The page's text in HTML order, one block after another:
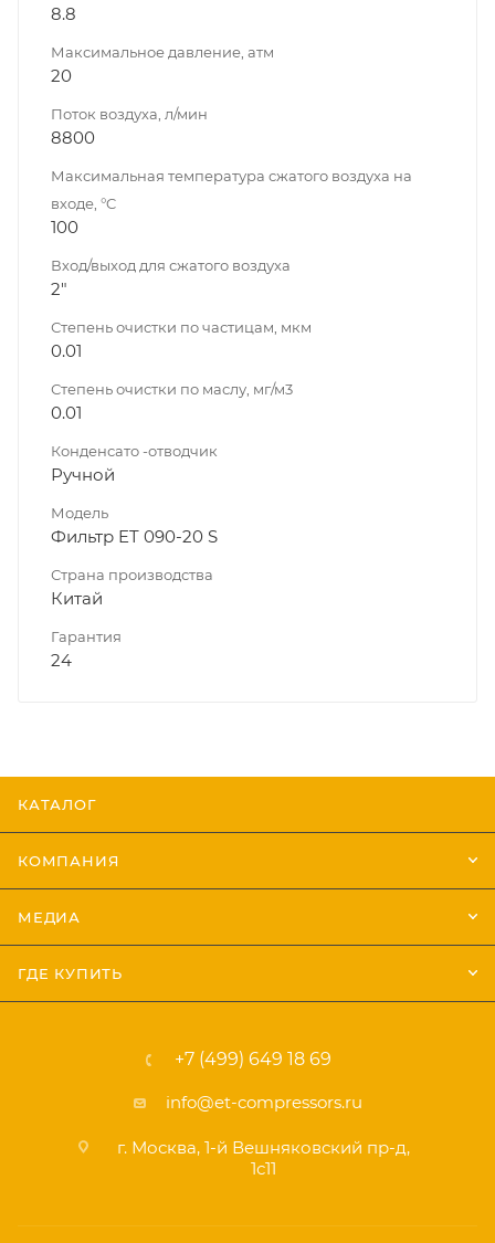
8.8
Максимальное давление, атм
20
Поток воздуха, л/мин
8800
Максимальная температура сжатого воздуха на
входе, °C
100
Вход/выход для сжатого воздуха
2"
Степень очистки по частицам, мкм
0.01
Степень очистки по маслу, мг/м3
0.01
Конденсато -отводчик
Ручной
Модель
Фильтр ET 090-20 S
Страна производства
Китай
Гарантия
24
КАТАЛОГ
КОМПАНИЯ
МЕДИА
ГДЕ КУПИТЬ
+7 (499) 649 18 69
info@et-compressors.ru
г. Москва, 1-й Вешняковский пр-д,
1с11